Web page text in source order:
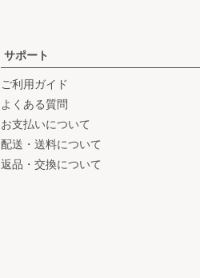
サポート
ご利用ガイド
よくある質問
お支払いについて
配送・送料について
返品・交換について